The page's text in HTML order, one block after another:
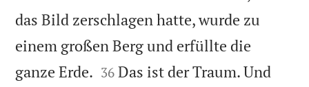
das Bild zerschlagen hatte, wurde zu
einem großen Berg und erfüllte die
ganze Erde. 

36 Das ist der Traum. Und